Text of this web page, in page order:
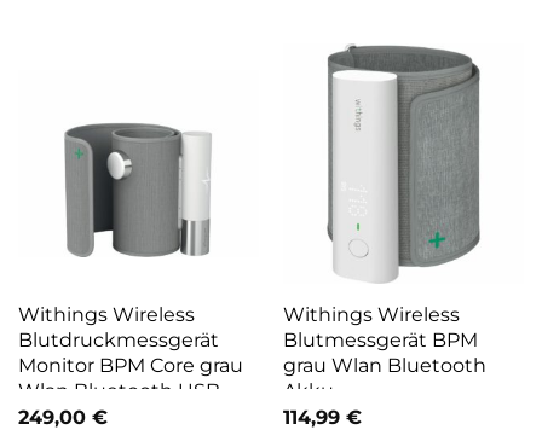
Withings Wireless
Blutdruckmessgerät
Monitor BPM Core grau
Wlan Bluetooth USB
249,00 €
Withings Wireless
Blutmessgerät BPM
grau Wlan Bluetooth
Akku
Herzfrequenzanalyse
114,99 €